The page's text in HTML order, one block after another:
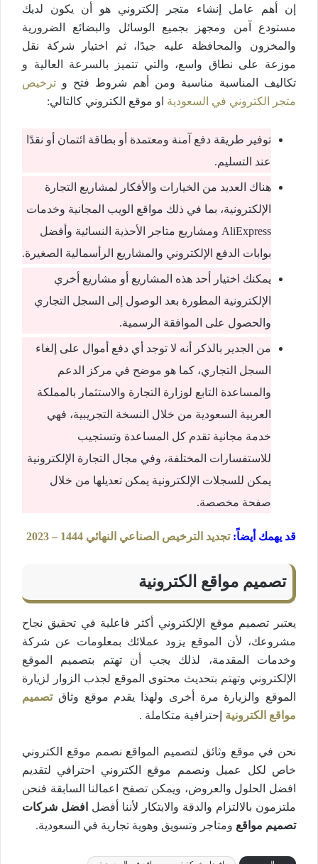
إن أهم عامل إنشاء متجر إلكتروني هو أن يكون لديك
مستودع آمن ومجهز بجميع الوسائل والبضائع الضرورية
والمخزون والمحافظة عليه جيدًا، ثم اختيار شركة نقل
موزعة على نطاق واسع، والتي تتميز بالسرعة العالية و
تكاليف المناسبة مناسبة ومن أهم شروط فتح و ترخيص
متجر الكتروني في السعودية او موقع الكتروني كالتالي:
توفير طريقة دفع آمنة ومعتمدة أو بطاقة ائتمان أو نقدًا
عند التسليم.
هناك العديد من الخيارات والأفكار لمشاريع التجارة
الإلكترونية، بما في ذلك مواقع الويب المجانية وخدمات
AliExpress ومشاريع متاجر الأحذية النسائية وأفضل
بوابات الدفع الإلكتروني والمشاريع الرأسمالية الصغيرة.
يمكنك اختيار أحد هذه المشاريع أو مشاريع أخري
الإلكترونية المطورة بعد الوصول إلى السجل التجاري
والحصول على الموافقة الرسمية.
من الجدير بالذكر أنه لا توجد أي دفع أموال على إلغاء
السجل التجاري، كما هو موضح في مركز الدعم
والمساعدة التابع لوزارة التجارة والاستثمار بالمملكة
العربية السعودية من خلال النسخة التجريبية، فهي
خدمة مجانية تقدم كل المساعدة وتستجيب
للاستفسارات المختلفة، وفي مجال التجارة الإلكترونية
يمكن للسجلات الإلكترونية يمكن تعديلها من خلال
صفحة مخصصة.
قد يهمك أيضاً: تجديد الترخيص الصناعي النهائي 1444 – 2023
تصميم مواقع الكترونية
يعتبر تصميم موقع الإلكتروني أكثر فاعلية في تحقيق نجاح
مشروعك، لأن الموقع يزود عملائك بمعلومات عن شركة
وخدمات المقدمة، لذلك يجب أن تهتم بتصميم الموقع
الإلكتروني وتهتم بتحديث محتوى الموقع لجذب الزوار لزيارة
الموقع والزيارة مرة أخرى ولهذا يقدم موقع وثاقتصميم
مواقع الكترونية إحترافية متكاملة .
نحن في موقع وثائق لتصميم المواقع نصمم موقع الكتروني
خاص لكل عميل ونصمم موقع الكتروني احترافي لتقديم
افضل الحلول والعروض، ويمكن تصفح اعمالنا السابقة فنحن
ملتزمون بالالتزام والدقة والابتكار لأننا أفضل افضل شركات
تصميم مواقع ومتاجر وتسويق وهوية تجارية في السعودية.